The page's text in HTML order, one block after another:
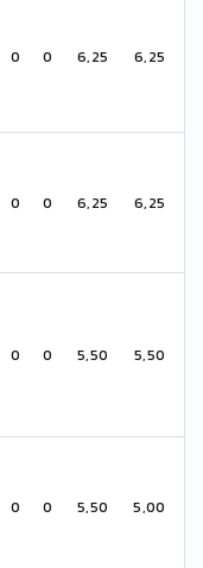
0 0 6,25 6,25
0 0 6,25 6,25
0 0 5,50 5,50
0 0 5,50 5,00